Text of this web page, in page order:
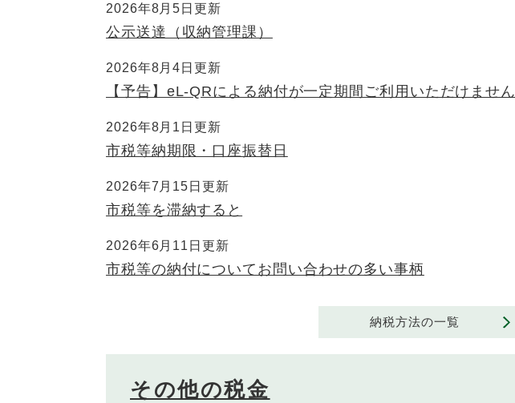
2026年8月5日更新
公示送達（収納管理課）
2026年8月4日更新
【予告】eL-QRによる納付が一定期間ご利用いただけません
2026年8月1日更新
市税等納期限・口座振替日
2026年7月15日更新
市税等を滞納すると
2026年6月11日更新
市税等の納付についてお問い合わせの多い事柄
納税方法の一覧
その他の税金